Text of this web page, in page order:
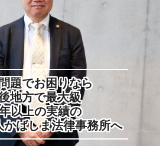
題でお困りなら
地方で最大級
以上の実績の
かばしま法律事務所へ